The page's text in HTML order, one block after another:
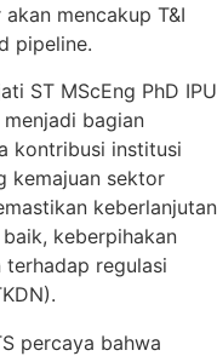
mencakup T&I
pipeline.
ST MScEng PhD IPU
bagian
kontribusi institusi
kemajuan sektor
keberlanjutan
keberpihakan
regulasi
percaya bahwa